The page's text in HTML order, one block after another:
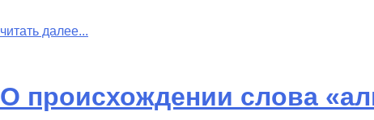
читать далее...
О происхождении слова